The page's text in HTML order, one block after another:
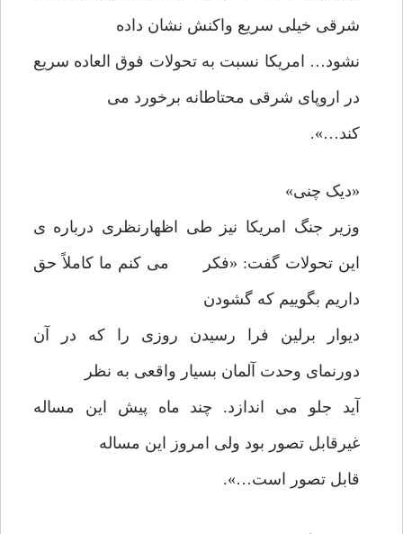
شرقی خیلی سریع واکنش نشان داده
نشود… امریکا نسبت به تحولات فوق العاده سریع
در اروپای شرقی محتاطانه برخورد می
کند…».
«دیک چنی»
وزیر جنگ امریکا نیز طی اظهارنظری درباره ی
این تحولات گفت: «فکر می کنم ما کاملاً حق
داریم بگوییم که گشودن
دیوار برلین فرا رسیدن روزی را که در آن
دورنمای وحدت آلمان بسیار واقعی به نظر
آید جلو می اندازد. چند ماه پیش این مساله
غیرقابل تصور بود ولی امروز این مساله
قابل تصور است…».